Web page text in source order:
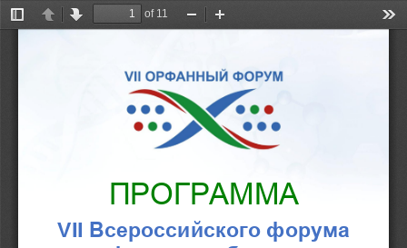
TogglePreviousNext
of 11
Zoom
ПРОГРАММА
VII Всероссийского форума